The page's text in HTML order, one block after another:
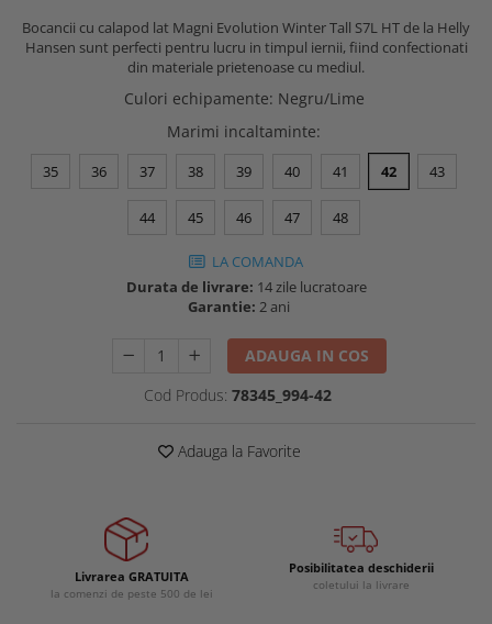
Buzunare externe
Echipamente specializate
Echipamente muncitori ferma
Echipamente veterinari
Echipamente mulgatori
Echipamente trimeri ongloane
Manusi protectie
Casti si antifoane protectie
Menghine si prese
Bocancii cu calapod lat Magni Evolution Winter Tall S7L HT de la Helly
Hansen sunt perfecti pentru lucru in timpul iernii, fiind confectionati
din materiale prietenoase cu mediul.
Culori echipamente: Negru/Lime
Marimi incaltaminte:
35 36 37 38 39 40 41 42 43
44 45 46 47 48
LA COMANDA
Durata de livrare: 14 zile lucratoare
Garantie: 2 ani
ADAUGA IN COS
Cod Produs: 78345_994-42
Adauga la Favorite
Livrarea GRATUITA
la comenzi de peste 500 de lei
Posibilitatea deschiderii
coletului la livrare